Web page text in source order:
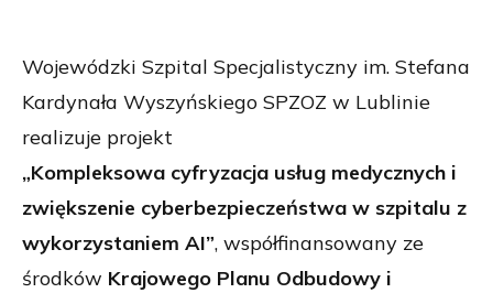
Wojewódzki Szpital Specjalistyczny im. Stefana
Kardynała Wyszyńskiego SPZOZ w Lublinie
realizuje projekt
„Kompleksowa cyfryzacja usług medycznych i
zwiększenie cyberbezpieczeństwa w szpitalu z
wykorzystaniem AI”, współfinansowany ze
środków Krajowego Planu Odbudowy i